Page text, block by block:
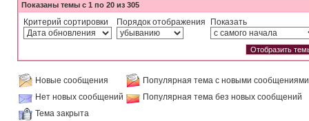
Показаны темы с 1 по 20 из 305
Критерий сортировки Порядок отображения Показать
Новые сообщения
Популярная тема с новыми сообщениями
Нет новых сообщений
Популярная тема без новых сообщений
Тема закрыта